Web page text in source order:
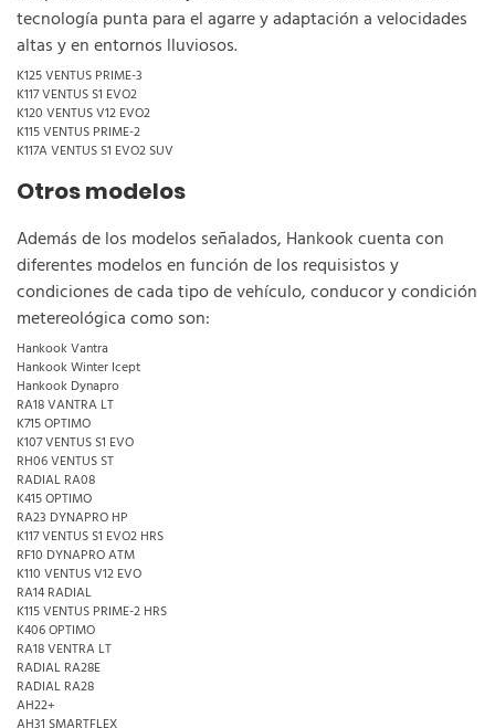
tecnología punta para el agarre y adaptación a velocidades
altas y en entornos lluviosos.
K125 VENTUS PRIME-3
K117 VENTUS S1 EVO2
K120 VENTUS V12 EVO2
K115 VENTUS PRIME-2
K117A VENTUS S1 EVO2 SUV
Otros modelos
Además de los modelos señalados, Hankook cuenta con
diferentes modelos en función de los requisistos y
condiciones de cada tipo de vehículo, conducor y condición
metereológica como son:
Hankook Vantra
Hankook Winter Icept
Hankook Dynapro
RA18 VANTRA LT
K715 OPTIMO
K107 VENTUS S1 EVO
RH06 VENTUS ST
RADIAL RA08
K415 OPTIMO
RA23 DYNAPRO HP
K117 VENTUS S1 EVO2 HRS
RF10 DYNAPRO ATM
K110 VENTUS V12 EVO
RA14 RADIAL
K115 VENTUS PRIME-2 HRS
K406 OPTIMO
RA18 VENTRA LT
RADIAL RA28E
RADIAL RA28
AH22+